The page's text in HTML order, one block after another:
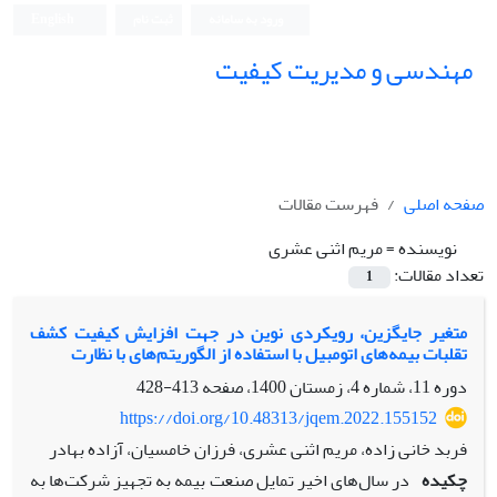
مهندسی و مدیریت کیفیت
صفحه اصلی
فهرست مقالات
نویسنده =مریم اثنی عشری
تعداد مقالات:
1
متغیر جایگزین، رویکردی نوین در جهت افزایش کیفیت کشف
تقلبات بیمه‌های ‌اتومبیل با استفاده از الگوریتم‌های ‌با نظارت
دوره 11، شماره 4، زمستان 1400، صفحه
413-428
https://doi.org/10.48313/jqem.2022.155152
فربد خانی زاده، مریم اثنی عشری، فرزان خامسیان، آزاده بهادر
چکیده در سال‌های ‌اخیر تمایل صنعت بیمه به تجهیز شرکت‌ها به